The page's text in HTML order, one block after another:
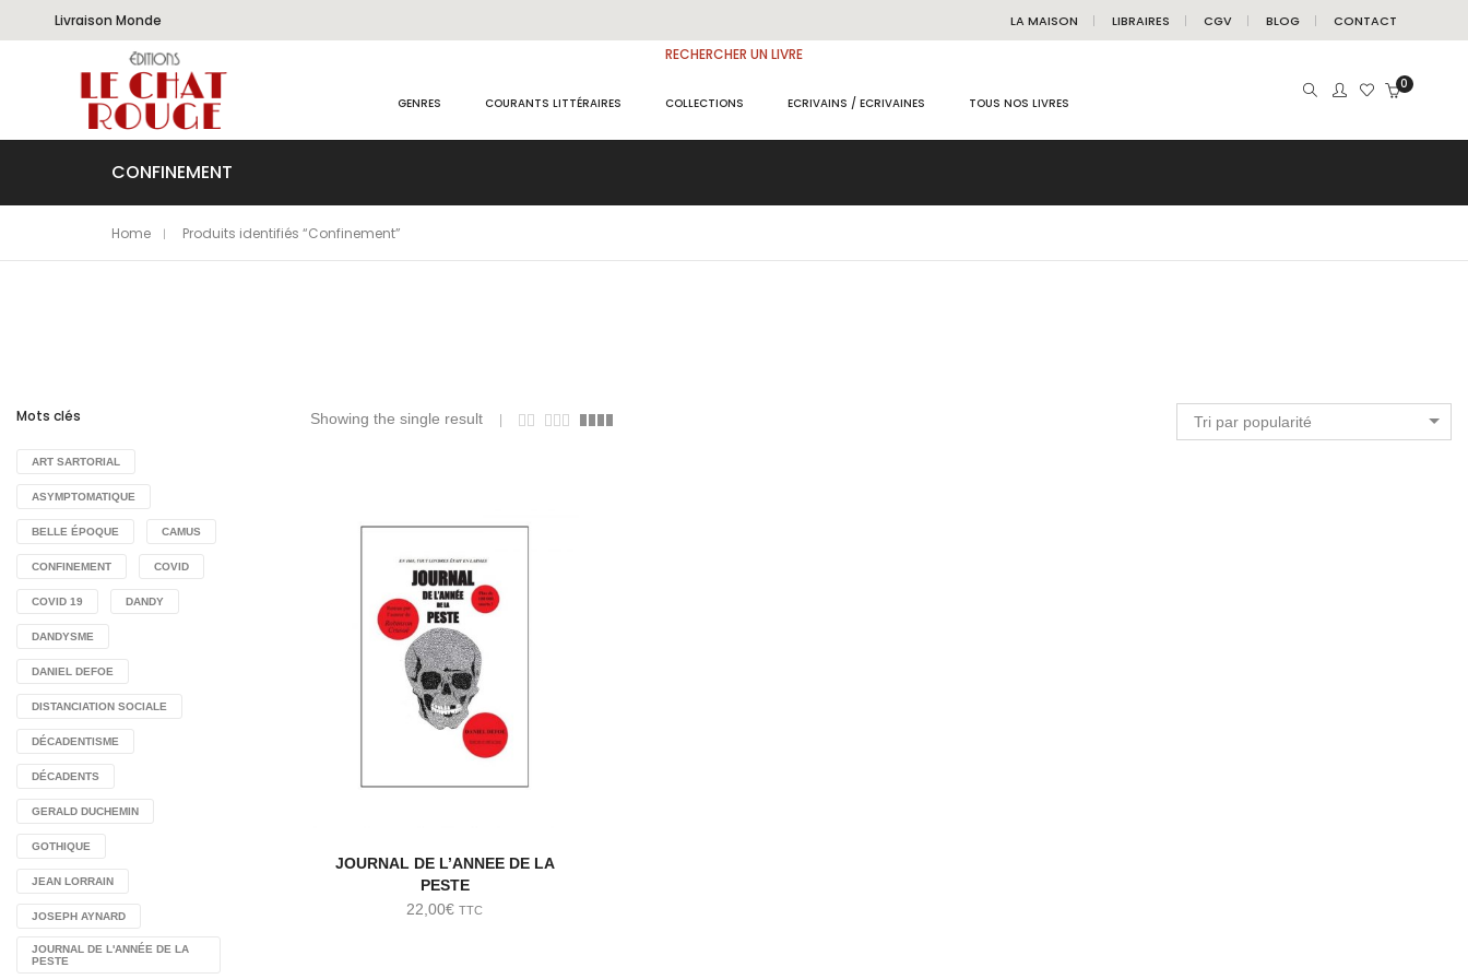
Livraison Monde LA MAISON LIBRAIRES CGV BLOG CONTACT
RECHERCHER UN LIVRE
GENRES COURANTS LITTÉRAIRES COLLECTIONS ECRIVAINS / ECRIVAINES TOUS NOS LIVRES
0
CONFINEMENT
Home Produits identifiés “Confinement”
Showing the single result Tri par popularité
JOURNAL DE L’ANNEE DE LA
PESTE
22,00€ TTC
Mots clés
ART SARTORIAL
ASYMPTOMATIQUE
BELLE ÉPOQUE CAMUS
CONFINEMENT COVID
COVID 19 DANDY
DANDYSME
DANIEL DEFOE
DISTANCIATION SOCIALE
DÉCADENTISME
DÉCADENTS
GERALD DUCHEMIN
GOTHIQUE
JEAN LORRAIN
JOSEPH AYNARD
JOURNAL DE L'ANNÉE DE LA
PESTE